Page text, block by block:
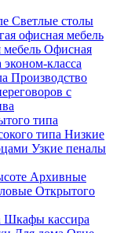
Светлые столы
офисная мебель
мебель Офисная
класса
Производство
с
типа
типа Низкие
Узкие пеналы
Архивные
Открытого
Шкафы кассира